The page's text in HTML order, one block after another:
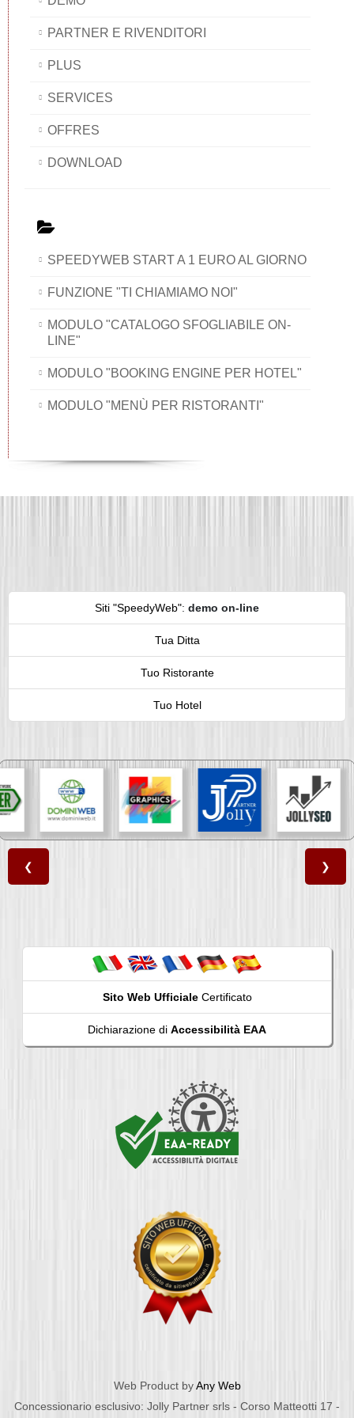
PARTNER E RIVENDITORI
PLUS
SERVICES
OFFRES
DOWNLOAD
SPEEDYWEB START A 1 EURO AL GIORNO
FUNZIONE "TI CHIAMIAMO NOI"
MODULO "CATALOGO SFOGLIABILE ON-
LINE"
MODULO "BOOKING ENGINE PER HOTEL"
MODULO "MENÙ PER RISTORANTI"
Siti "SpeedyWeb": demo on-line
Tua Ditta
Tuo Ristorante
Tuo Hotel
❮ ❯
Sito Web UfficialeCertificato
Dichiarazione di Accessibilità EAA
Web Product byAny Web
Concessionario esclusivo: Jolly Partner srls - Corso Matteotti 17 -